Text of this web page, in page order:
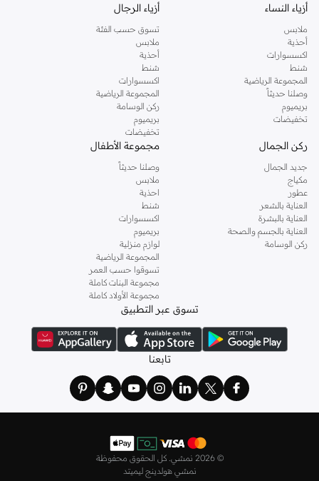
أزياء النساء
ملابس
أحذية
اكسسوارات
شنط
المجموعة الرياضية
وصلنا حديثاً
بريميوم
تخفيضات
أزياء الرجال
تسوق حسب الفئة
ملابس
أحذية
شنط
اكسسوارات
المجموعة الرياضية
ركن الوسامة
بريميوم
تخفيضات
ركن الجمال
جديد الجمال
مكياج
عطور
العناية بالشعر
العناية بالبشرة
العناية بالجسم والصحة
ركن الوسامة
مجموعة الأطفال
وصلنا حديثاً
ملابس
احذية
شنط
اكسسوارات
بريميوم
لوازم منزلية
المجموعة الرياضية
تسوقوا حسب العمر
مجموعة البنات كاملة
مجموعة الأولاد كاملة
تسوق عبر التطبيق
تابعنا
© 2026 نمشي. كل الحقوق محفوظة
نمشي هولدينج ليميتد